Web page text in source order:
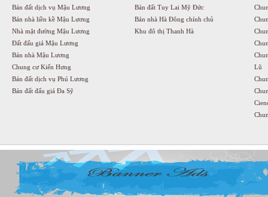
Bán đất dịch vụ Mậu Lương
Bán nhà liền kề Mậu Lương
Nhà mặt đường Mậu Lương
Đất đấu giá Mậu Lương
Bán nhà Mậu Lương
Chung cư Kiến Hưng
Bán đất dịch vụ Phú Lương
Bán đất đấu giá Đa Sỹ
Bán đất Tuy Lai Mỹ Đức
Bán nhà Hà Đông chính chủ
Khu đô thị Thanh Hà
Lũ